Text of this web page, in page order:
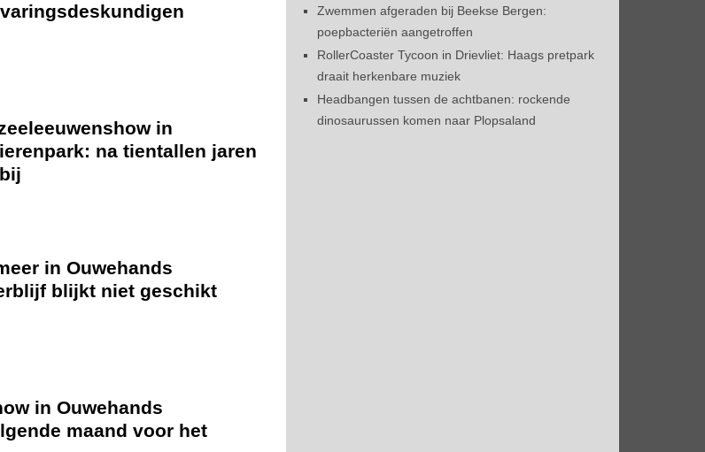
in
na tientallen jaren
in Ouwehands
blijkt niet geschikt
in Ouwehands
maand voor het
Zwemmen afgeraden bij Beekse Bergen:
poepbacteriën aangetroffen
RollerCoaster Tycoon in Drievliet: Haags pretpark
draait herkenbare muziek
Headbangen tussen de achtbanen: rockende
dinosaurussen komen naar Plopsaland